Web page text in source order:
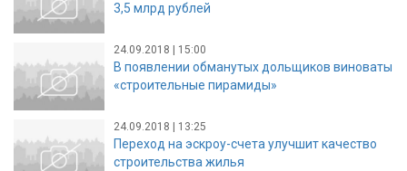
3,5 млрд рублей
24.09.2018 | 15:00
В появлении обманутых дольщиков виноваты
«строительные пирамиды»
24.09.2018 | 13:25
Переход на эскроу-счета улучшит качество
строительства жилья